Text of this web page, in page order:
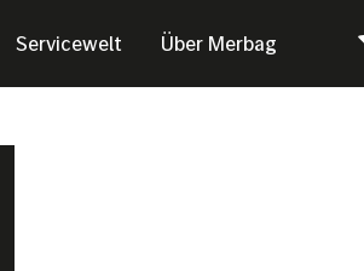
Servicewelt Über Merbag